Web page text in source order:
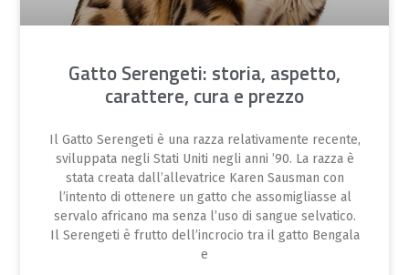
Gatto Serengeti: storia, aspetto,
carattere, cura e prezzo
Il Gatto Serengeti è una razza relativamente recente,
sviluppata negli Stati Uniti negli anni ’90. La razza è
stata creata dall’allevatrice Karen Sausman con
l’intento di ottenere un gatto che assomigliasse al
servalo africano ma senza l’uso di sangue selvatico.
Il Serengeti è frutto dell’incrocio tra il gatto Bengala
e